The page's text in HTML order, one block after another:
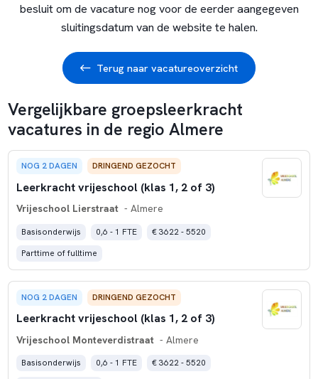
besluit om de vacature nog voor de eerder aangegeven
sluitingsdatum van de website te halen.
Terug naar vacatureoverzicht
Vergelijkbare groepsleerkracht
vacatures in de regio Almere
NOG 2 DAGEN DRINGEND GEZOCHT
Leerkracht vrijeschool (klas 1, 2 of 3)
Vrijeschool Lierstraat - Almere
Basisonderwijs 0,6 - 1 FTE
€ 3622 - 5520
Parttime of fulltime
NOG 2 DAGEN DRINGEND GEZOCHT
Leerkracht vrijeschool (klas 1, 2 of 3)
Vrijeschool Monteverdistraat - Almere
Basisonderwijs 0,6 - 1 FTE
€ 3622 - 5520